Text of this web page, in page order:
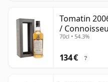
Tomatin
/
70cl • 54.3%
134 € ?